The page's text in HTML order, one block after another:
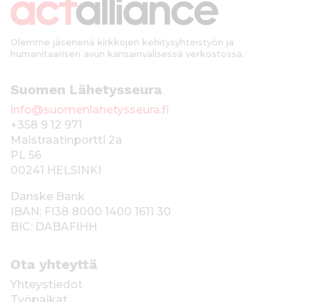
Olemme jäsenenä kirkkojen kehitysyhteistyön ja
humanitaarisen avun kansainvälisessä verkostossa.
Suomen Lähetysseura
info@suomenlahetysseura.fi
+358 9 12 971
Maistraatinportti 2a
PL 56
00241 HELSINKI
Danske Bank
IBAN: FI38 8000 1400 1611 30
BIC: DABAFIHH
Ota yhteyttä
Yhteystiedot